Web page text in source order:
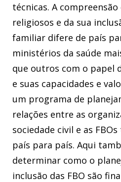
técnicas. A
religiosos e da sua
familiar difere de país
ministérios da saúde
que outros com o papel
e suas capacidades e
um programa de
relações entre as
sociedade civil e as
país para país. Aqui
determinar como o
inclusão das FBO são